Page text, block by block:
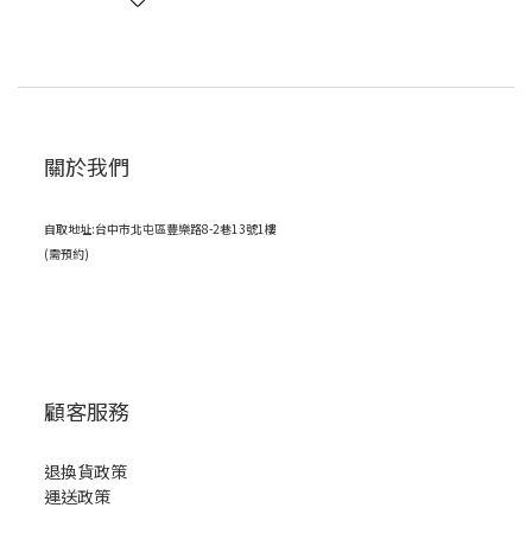
關於我們
自取地址:台中市北屯區豐樂路8-2巷13號1樓
(需預約)
顧客服務
退換貨政策
運送政策